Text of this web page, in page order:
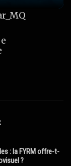
: la FYRM offre-t-
?